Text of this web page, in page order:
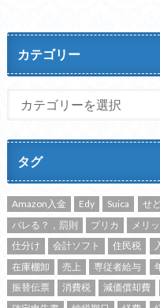
カテゴリー
タグ
Amazon入金 Edy Suica せ
バレる？，罰則
プリカ メリ
仕分け
会計ソフト 住民税
在庫棚卸
売上 専従者給与
振替伝票
消費税 減価償却費